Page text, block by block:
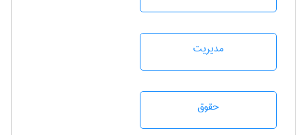
مديريت
حقوق